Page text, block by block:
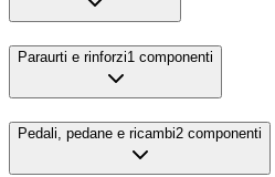
Paraurti e rinforzi1 componenti
Pedali, pedane e ricambi2 componenti